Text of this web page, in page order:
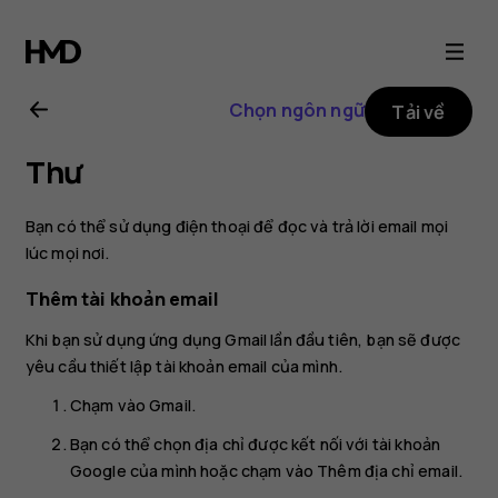
Hướng
dẫn
sử
dụng
Nokia
2.1
Chọn ngôn ngữ Tải về
Thư
Bạn có thể sử dụng điện thoại để đọc và trả lời email mọi
lúc mọi nơi.
Thêm tài khoản email
Khi bạn sử dụng ứng dụng Gmail lần đầu tiên, bạn sẽ được
yêu cầu thiết lập tài khoản email của mình.
Chạm vàoGmail.
Bạn có thể chọn địa chỉ được kết nối với tài khoản
Google của mình hoặc chạm vào Thêm địa chỉ email.